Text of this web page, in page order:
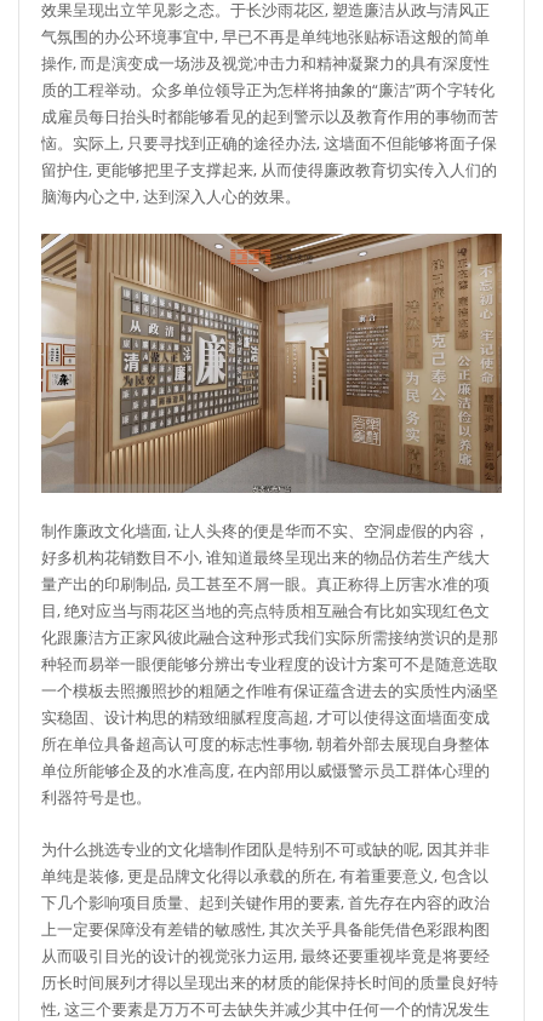
效果呈现出立竿见影之态。于长沙雨花区, 塑造廉洁从政与清风正
气氛围的办公环境事宜中, 早已不再是单纯地张贴标语这般的简单
操作, 而是演变成一场涉及视觉冲击力和精神凝聚力的具有深度性
质的工程举动。众多单位领导正为怎样将抽象的“廉洁”两个字转化
成雇员每日抬头时都能够看见的起到警示以及教育作用的事物而苦
恼。实际上, 只要寻找到正确的途径办法, 这墙面不但能够将面子保
留护住, 更能够把里子支撑起来, 从而使得廉政教育切实传入人们的
脑海内心之中, 达到深入人心的效果。
制作廉政文化墙面, 让人头疼的便是华而不实、空洞虚假的内容，
好多机构花销数目不小, 谁知道最终呈现出来的物品仿若生产线大
量产出的印刷制品, 员工甚至不屑一眼。真正称得上厉害水准的项
目, 绝对应当与雨花区当地的亮点特质相互融合有比如实现红色文
化跟廉洁方正家风彼此融合这种形式我们实际所需接纳赏识的是那
种轻而易举一眼便能够分辨出专业程度的设计方案可不是随意选取
一个模板去照搬照抄的粗陋之作唯有保证蕴含进去的实质性内涵坚
实稳固、设计构思的精致细腻程度高超, 才可以使得这面墙面变成
所在单位具备超高认可度的标志性事物, 朝着外部去展现自身整体
单位所能够企及的水准高度, 在内部用以威慑警示员工群体心理的
利器符号是也。
为什么挑选专业的文化墙制作团队是特别不可或缺的呢, 因其并非
单纯是装修, 更是品牌文化得以承载的所在, 有着重要意义, 包含以
下几个影响项目质量、起到关键作用的要素, 首先存在内容的政治
上一定要保障没有差错的敏感性, 其次关乎具备能凭借色彩跟构图
从而吸引目光的设计的视觉张力运用, 最终还要重视毕竟是将要经
历长时间展列才得以呈现出来的材质的能保持长时间的质量良好特
性, 这三个要素是万万不可去缺失并减少其中任何一个的情况发生